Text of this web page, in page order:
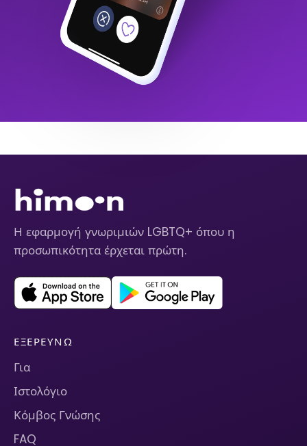
Η εφαρμογή γνωριμιών LGBTQ+ όπου η
προσωπικότητα έρχεται πρώτη.
ΕΞΕΡΕΥΝΏ
Για
Ιστολόγιο
Κόμβος Γνώσης
FAQ